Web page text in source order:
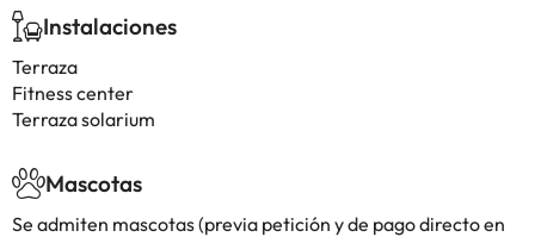
Instalaciones
Terraza
Fitness center
Terraza solarium
Mascotas
Se admiten mascotas (previa petición y de pago directo en